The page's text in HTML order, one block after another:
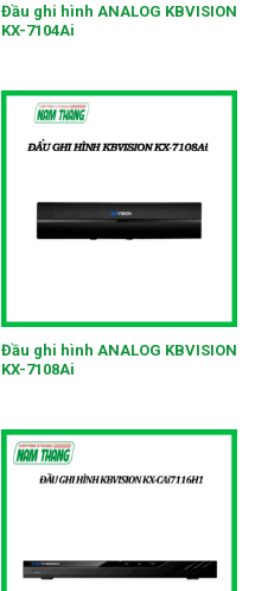
Đầu ghi hình ANALOG KBVISION
KX-7104Ai
Đầu ghi hình ANALOG KBVISION
KX-7108Ai